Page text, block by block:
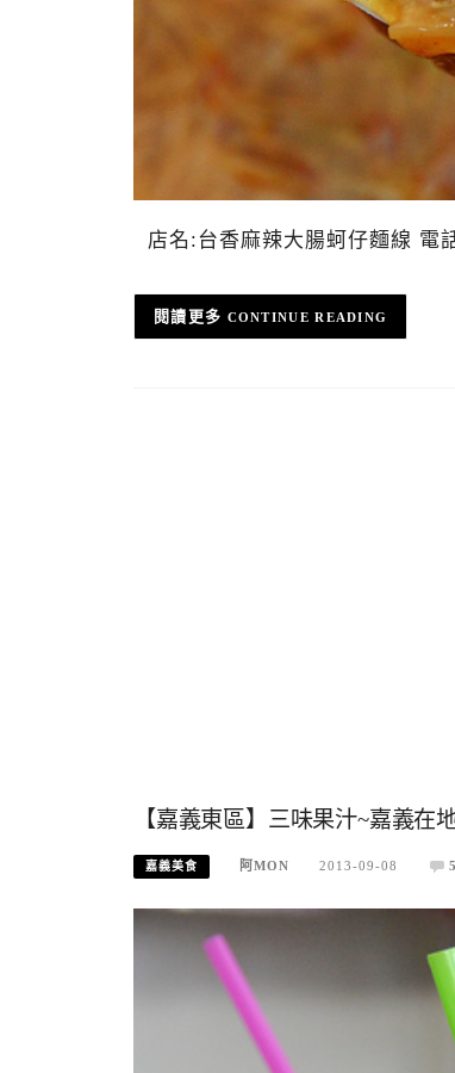
店名:台香麻辣大腸蚵仔麵線 電
CONTINUE READING
【嘉義東區】三味果汁~嘉義
嘉義美食 阿MON 2013-09-08 5